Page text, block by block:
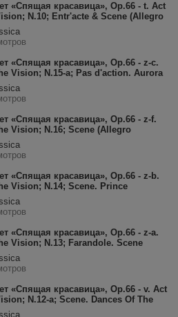
«Спящая красавица», Op.66 - t. Act
N.10; Entr'acte & Scene (Allegro
un poco più tranquillo).mp3
«Спящая красавица», Op.66 - z-c.
Vision; N.15-a; Pas d'action. Aurora
(Andante cantabile).mp3
«Спящая красавица», Op.66 - z-f.
Vision; N.16; Scene (Allegro
«Спящая красавица», Op.66 - z-b.
Vision; N.14; Scene. Prince
& The Lilac Fairy.mp3
«Спящая красавица», Op.66 - z-a.
Vision; N.13; Farandole. Scene
vivo); Dance (Allegro non
«Спящая красавица», Op.66 - v. Act
N.12-a; Scene. Dances Of The